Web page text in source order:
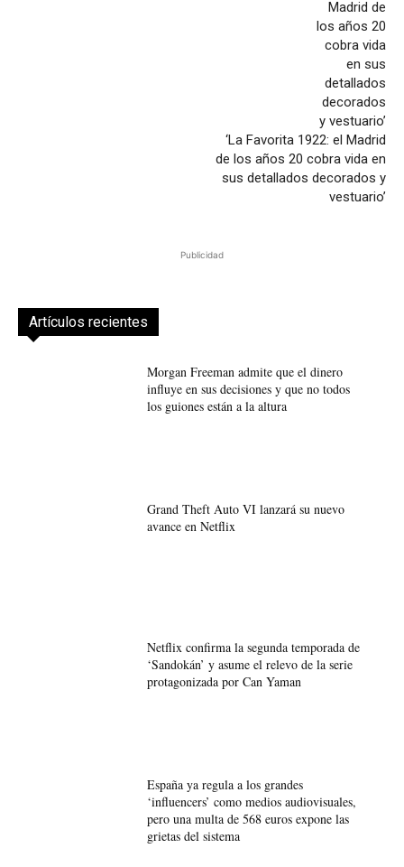
‘La Favorita 1922: el Madrid
de los años 20 cobra vida en
sus detallados decorados y
vestuario’
Publicidad
Artículos recientes
Morgan Freeman admite que el dinero
influye en sus decisiones y que no todos
los guiones están a la altura
Grand Theft Auto VI lanzará su nuevo
avance en Netflix
Netflix confirma la segunda temporada de
‘Sandokán’ y asume el relevo de la serie
protagonizada por Can Yaman
España ya regula a los grandes
‘influencers’ como medios audiovisuales,
pero una multa de 568 euros expone las
grietas del sistema